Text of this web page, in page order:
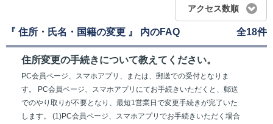
アクセス数順
『 住所・氏名・国籍の変更 』 内のFAQ 全18件
住所変更の手続きについて教えてください。
PC会員ページ、スマホアプリ、または、郵送での受付となりま
す。 PC会員ページ、スマホアプリにてお手続きいただくと、郵送
でのやり取りが不要となり、最短1営業日で変更手続きが完了いた
します。 (1)PC会員ページ、スマホアプリでお手続きいただく場合